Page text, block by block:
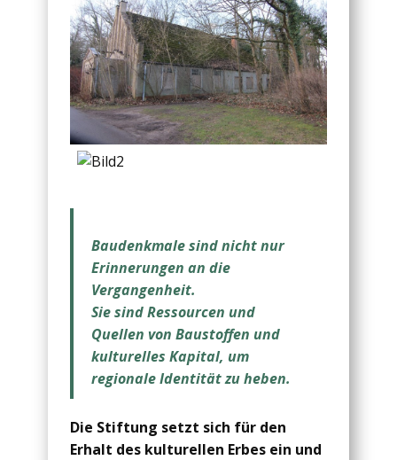
Baudenkmale sind nicht nur
Erinnerungen an die
Vergangenheit.
Sie sind Ressourcen und
Quellen von Baustoffen und
kulturelles Kapital, um
regionale Identität zu heben.
Die Stiftung setzt sich für den
Erhalt des kulturellen Erbes ein und